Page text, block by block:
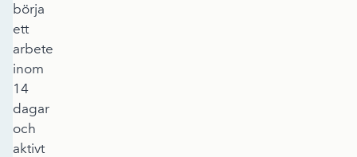
börja
ett
arbete
inom
14
dagar
och
aktivt